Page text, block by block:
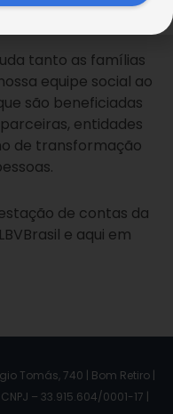
tanto as famílias
equipe social ao
são beneficiadas
entidades
de transformação
de contas da
e aqui em
Tomás, 740 | Bom Retiro |
– 33.915.604/0001-17 |